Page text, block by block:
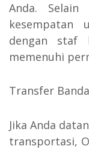
Anda.
kesempatan
dengan staf
memenuhi
Transfer
Jika Anda
transportasi,